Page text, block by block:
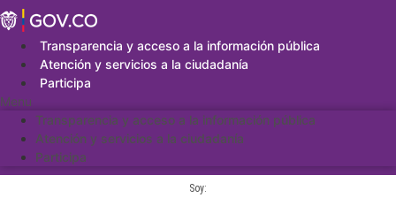
Saltar
al
contenidoTransparencia y acceso a la información pública
Atención y servicios a la ciudadanía
Participa
Menu
Transparencia y acceso a la información pública
Atención y servicios a la ciudadanía
Participa
Soy: